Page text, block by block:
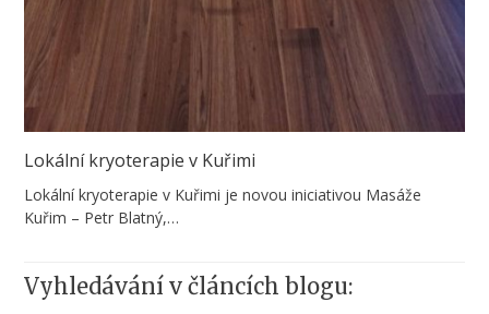
Lokální kryoterapie v Kuřimi
Lokální kryoterapie v Kuřimi je novou iniciativou Masáže
Kuřim – Petr Blatný,…
Vyhledávání v článcích blogu: